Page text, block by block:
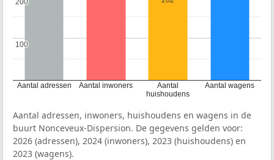
Aantal adressen Aantal inwoners
Aantal
huishoudens
Aantal wagens
100
100
200
200
Aantal adressen, inwoners, huishoudens en wagens in de
buurt Nonceveux-Dispersion. De gegevens gelden voor:
2026 (adressen), 2024 (inwoners), 2023 (huishoudens) en
2023 (wagens).